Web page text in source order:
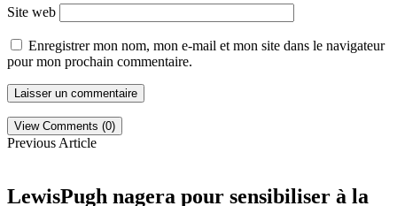
Site web
Enregistrer mon nom, mon e-mail et mon site dans le navigateur
pour mon prochain commentaire.
View Comments (0)
Previous Article
LewisPugh nagera pour sensibiliser à la